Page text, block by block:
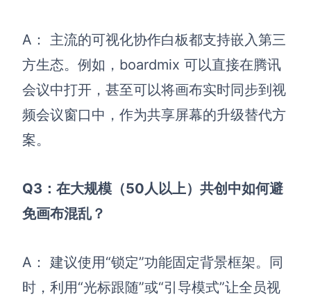
A： 主流的可视化协作白板都支持嵌入第三
方生态。例如，boardmix 可以直接在腾讯
会议中打开，甚至可以将画布实时同步到视
频会议窗口中，作为共享屏幕的升级替代方
案。
Q3：在大规模（50人以上）共创中如何避
免画布混乱？
A： 建议使用“锁定”功能固定背景框架。同
时，利用“光标跟随”或“引导模式”让全员视